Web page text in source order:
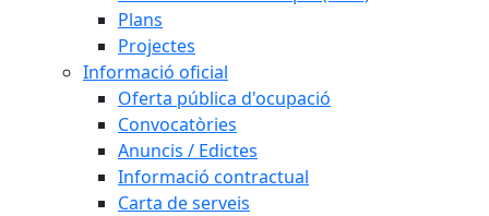
Plans
Projectes
Informació oficial
Oferta pública d'ocupació
Convocatòries
Anuncis / Edictes
Informació contractual
Carta de serveis